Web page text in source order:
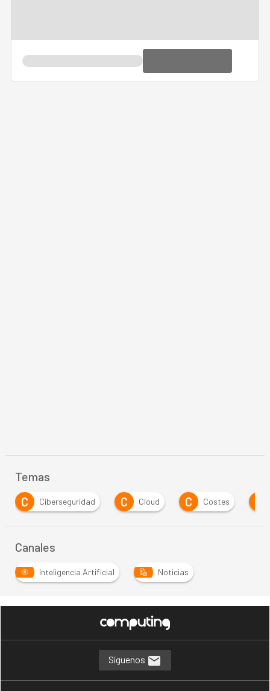
Temas
C
Ciberseguridad C Cloud C Costes
Canales
Inteligencia Artificial Noticias
Síguenos